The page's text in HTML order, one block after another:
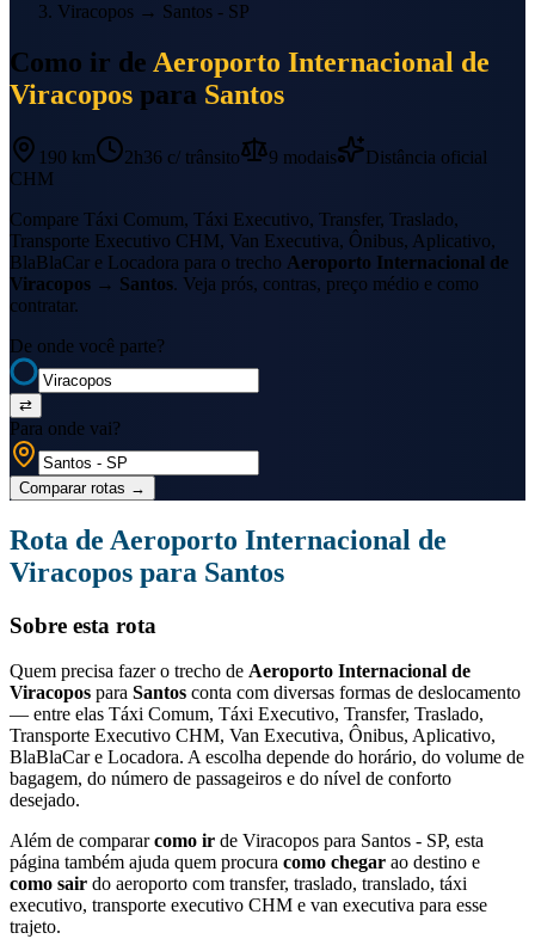
Viracopos → Santos - SP
Como ir de Aeroporto Internacional de
Viracopos para Santos
190 km 2h36 c/ trânsito 9 modais
Distância oficial
CHM
Compare Táxi Comum, Táxi Executivo, Transfer, Traslado,
Transporte Executivo CHM, Van Executiva, Ônibus, Aplicativo,
BlaBlaCar e Locadora para o trecho Aeroporto Internacional de
Viracopos → Santos. Veja prós, contras, preço médio e como
contratar.
De onde você parte?
⇄
Para onde vai?
Comparar rotas →
Rota de Aeroporto Internacional de
Viracopos para Santos
Sobre esta rota
Quem precisa fazer o trecho de Aeroporto Internacional de
Viracopos para Santos conta com diversas formas de deslocamento
— entre elas Táxi Comum, Táxi Executivo, Transfer, Traslado,
Transporte Executivo CHM, Van Executiva, Ônibus, Aplicativo,
BlaBlaCar e Locadora. A escolha depende do horário, do volume de
bagagem, do número de passageiros e do nível de conforto
desejado.
Além de compararcomo ir de Viracopos para Santos - SP, esta
página também ajuda quem procura como chegar ao destino e
como sair do aeroporto com transfer, traslado, translado, táxi
executivo, transporte executivo CHM e van executiva para esse
trajeto.